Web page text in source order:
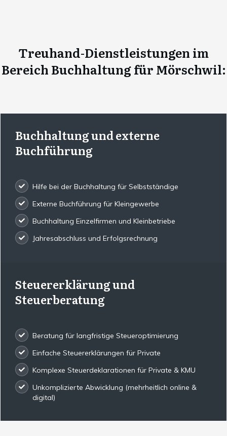
Treuhand-Dienstleistungen im
Bereich Buchhaltung für Mörschwil:
Buchhaltung und externe
Buchführung
Hilfe bei der Buchhaltung für Selbstständige
Externe Buchführung für Kleingewerbe
Buchhaltung Einzelfirmen und Kleinbetriebe
Jahresabschluss und Erfolgsrechnung
Steuererklärung und
Steuerberatung
Beratung für langfristige Steueroptimierung
Einfache Steuererklärungen für Private
Komplexe Steuerdeklarationen für Private & KMU
Unkomplizierte Abwicklung (mehrheitlich online &
digital)